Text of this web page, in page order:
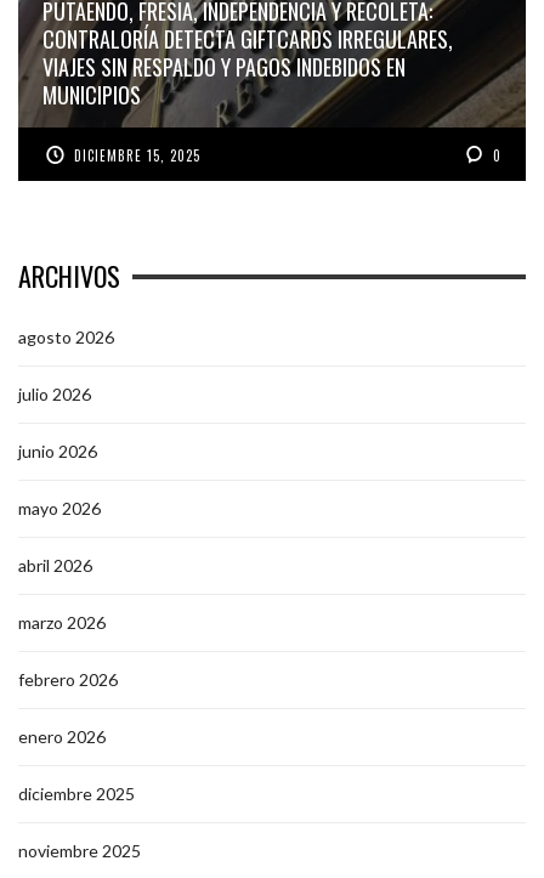
PUTAENDO, FRESIA, INDEPENDENCIA Y RECOLETA:
CONTRALORÍA DETECTA GIFTCARDS IRREGULARES,
VIAJES SIN RESPALDO Y PAGOS INDEBIDOS EN
MUNICIPIOS
DICIEMBRE 15, 2025 0
ARCHIVOS
agosto 2026
julio 2026
junio 2026
mayo 2026
abril 2026
marzo 2026
febrero 2026
enero 2026
diciembre 2025
noviembre 2025